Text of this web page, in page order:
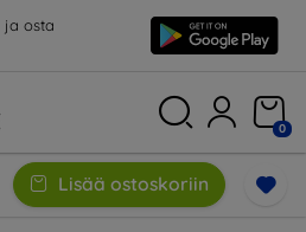
ja osta
0
Lisää ostoskoriin